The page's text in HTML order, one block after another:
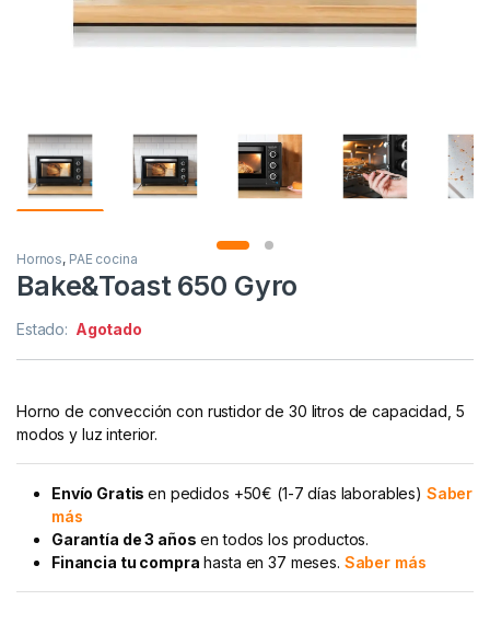
Hornos, PAE cocina
Bake&Toast 650 Gyro
Estado: Agotado
Horno de convección con rustidor de 30 litros de capacidad, 5
modos y luz interior.
Envío Gratisen pedidos +50€ (1-7 días laborables) Saber
más
Garantía de 3 años en todos los productos.
Financia tu compra hasta en 37 meses. Saber más